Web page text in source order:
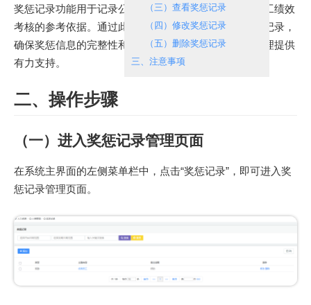
奖惩记录功能用于记录公司对员工的奖惩情况，作为员工绩效
考核的参考依据。通过此功能，您可以高效地管理奖惩记录，
确保奖惩信息的完整性和可追溯性，同时为人力资源管理提供
有力支持。
二、操作步骤
（一）进入奖惩记录管理页面
在系统主界面的左侧菜单栏中，点击“奖惩记录”，即可进入奖
惩记录管理页面。
（三）查看奖惩记录
（四）修改奖惩记录
（五）删除奖惩记录
三、注意事项